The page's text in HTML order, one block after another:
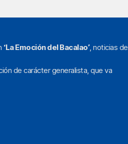
‘La Emoción del Bacalao’, noticias de
de carácter generalista, que va